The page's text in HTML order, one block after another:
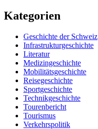
Kategorien
Geschichte der Schweiz
Infrastrukturgeschichte
Literatur
Medizingeschichte
Mobilitätsgeschichte
Reisegeschichte
Sportgeschichte
Technikgeschichte
Tourenbericht
Tourismus
Verkehrspolitik